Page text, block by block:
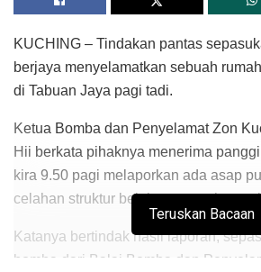
KUCHING – Tindakan pantas
berjaya menyelamatkan sebuah
di Tabuan Jaya pagi tadi.
Ketua Bomba dan Penyelamat Zon
Hii berkata pihaknya menerima
kira 9.50 pagi melaporkan ada asap
celahan struktur belakang rumah
Katanya bertindak hasil laporan,
bomba dari Balai Bomba dan
Teruskan Bacaan